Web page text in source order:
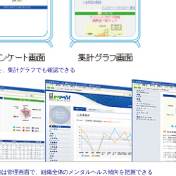
集計グラフでも確認できる
管理画面で、組織全体のメンタルヘルス傾向を把握できる